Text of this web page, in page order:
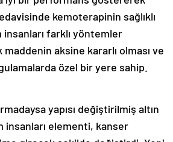
kemoterapinin sağlıklı
farklı yöntemler
aksine kararlı olması ve
özel bir yere sahip.
yapısı değiştirilmiş altın
insanları elementi, kanser